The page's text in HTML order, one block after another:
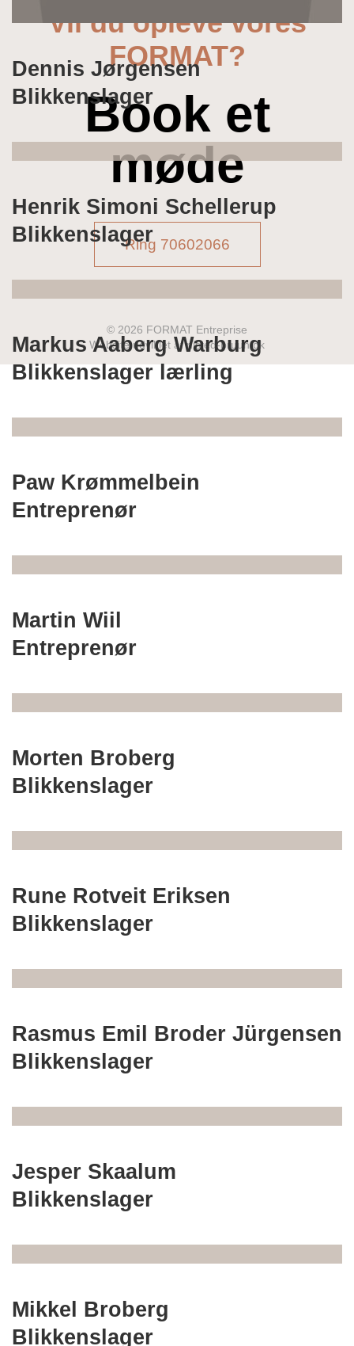
Dennis Jørgensen
Blikkenslager
Henrik Simoni Schellerup
Blikkenslager
Markus Aaberg Warburg
Blikkenslager lærling
Paw Krømmelbein
Entreprenør
Martin Wiil
Entreprenør
Morten Broberg
Blikkenslager
Rune Rotveit Eriksen
Blikkenslager
Rasmus Emil Broder Jürgensen
Blikkenslager
Jesper Skaalum
Blikkenslager
Mikkel Broberg
Blikkenslager
Vil du opleve vores
FORMAT?
Book et
møde
Ring 70602066
© 2026 FORMAT Entreprise
Website udviklet af nisted-bruun.dk